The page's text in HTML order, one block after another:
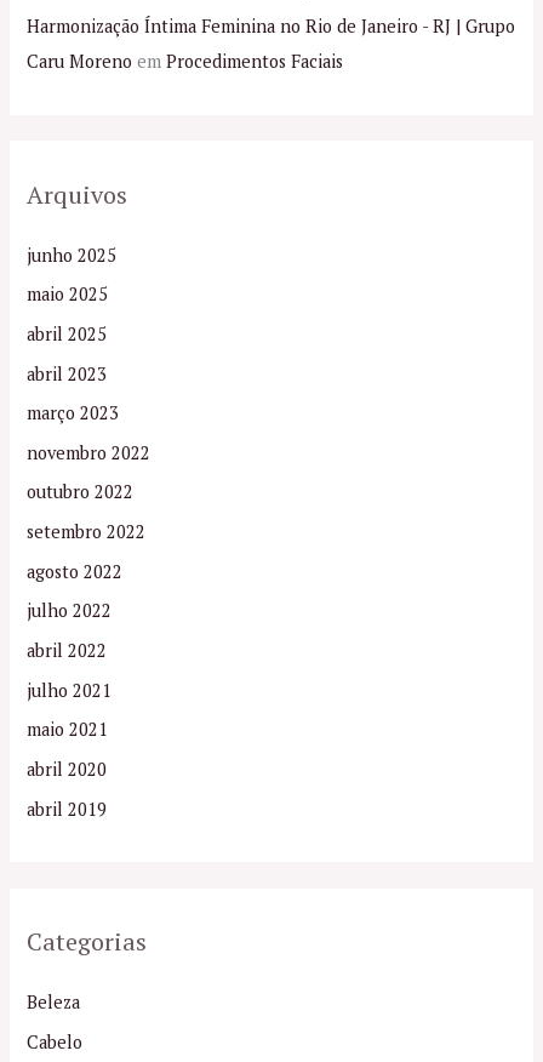
Harmonização Íntima Feminina no Rio de Janeiro - RJ | Grupo
Caru Moreno emProcedimentos Faciais
Arquivos
junho 2025
maio 2025
abril 2025
abril 2023
março 2023
novembro 2022
outubro 2022
setembro 2022
agosto 2022
julho 2022
abril 2022
julho 2021
maio 2021
abril 2020
abril 2019
Categorias
Beleza
Cabelo